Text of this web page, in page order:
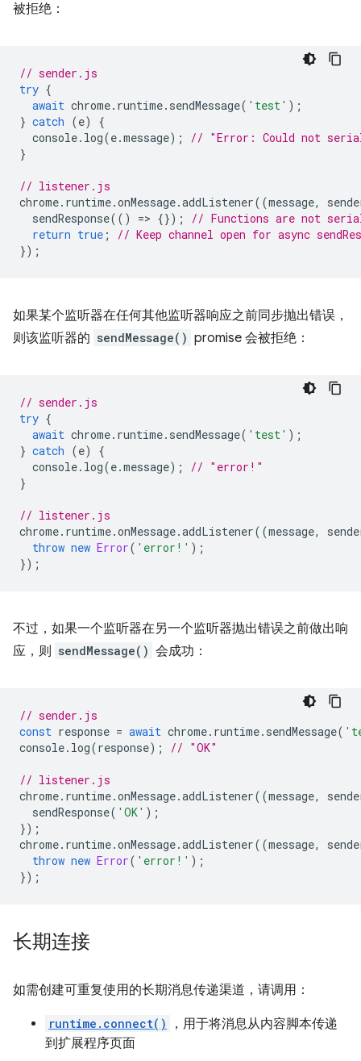
被拒绝：
// sender.js
try {
await chrome. runtime. sendMessage( 'test' );
} catch (e)
{
console. log(e.message);
// "Error: Could not
}
// listener.js
chrome. runtime.onMessage.addListener((message,
sendResponse(() => {});
// Functions are not
return true ;
// Keep channel open for async
});
如果某个监听器在任何其他监听器响应之前同步抛出错误，
则该监听器的 sendMessage() promise 会被拒绝：
// sender.js
try {
await chrome. runtime. sendMessage( 'test' );
} catch (e)
{
console. log(e.message);
// "error!"
}
// listener.js
chrome. runtime.onMessage.addListener((message,
throw new Error( 'error!' );
});
不过，如果一个监听器在另一个监听器抛出错误之前做出响
应，则 sendMessage() 会成功：
// sender.js
const response = await chrome. runtime. sendMessage(
console. log(response); // "OK"
// listener.js
chrome. runtime.onMessage.addListener((message,
sendResponse( 'OK' );
});
chrome. runtime.onMessage.addListener((message,
throw new Error( 'error!' );
});
长期连接
如需创建可重复使用的长期消息传递渠道，请调用：
runtime.connect()
，用于将消息从内容脚本传递
到扩展程序页面